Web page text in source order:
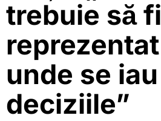
trebuie să
unde se iau
deciziile”